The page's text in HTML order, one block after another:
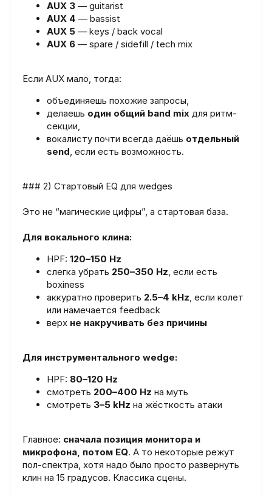
AUX 3 — guitarist
AUX 4 — bassist
AUX 5 — keys / back vocal
AUX 6 — spare / sidefill / tech mix
Если AUX мало, тогда:
объединяешь похожие запросы,
делаешь один общий band mix для ритм-
секции,
вокалисту почти всегда даёшь отдельный
send, если есть возможность.
### 2) Стартовый EQ для wedges
Это не “магические цифры”, а стартовая база.
Для вокального клина:
HPF: 120–150 Hz
слегка убрать 250–350 Hz, если есть
boxiness
аккуратно проверить 2.5–4 kHz, если колет
или намечается feedback
верх не накручивать без причины
Для инструментального wedge:
HPF: 80–120 Hz
смотреть 200–400 Hz на муть
смотреть 3–5 kHz на жёсткость атаки
Главное: сначала позиция монитора и
микрофона, потом EQ. А то некоторые режут
пол-спектра, хотя надо было просто развернуть
клин на 15 градусов. Классика сцены.